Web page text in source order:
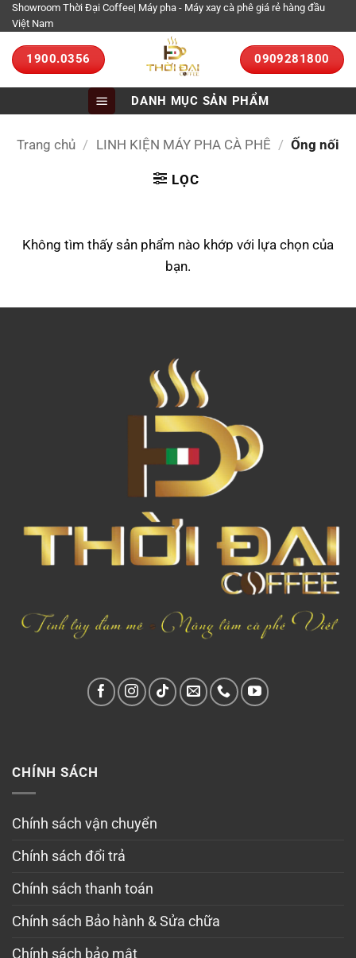
Bỏ
qua
nội
dung
Showroom Thời Đại Coffee| Máy pha - Máy xay cà phê giá rẻ hàng đầu
Việt Nam
1900.0356 0909281800
DANH MỤC SẢN PHẨM
Trang chủ / LINH KIỆN MÁY PHA CÀ PHÊ / Ống nối
LỌC
Không tìm thấy sản phẩm nào khớp với lựa chọn của
bạn.
CHÍNH SÁCH
Chính sách vận chuyển
Chính sách đổi trả
Chính sách thanh toán
Chính sách Bảo hành & Sửa chữa
Chính sách bảo mật